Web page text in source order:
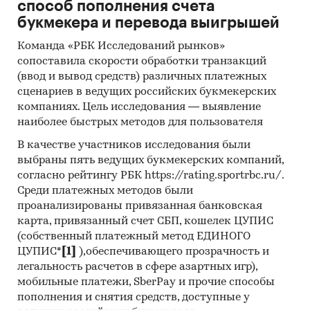
АТАКСА, САНГЕЙТ, КУПИДОН ГОЛД, ФОРС-
САЙТ, ИЗОБРАЗИТЕЛЬНЫЙ ОРТУС, МОНАРХ,
ТАЧИГАРЕН, AGRIA, ТЕППЕКИ, РИДОМИЛ ГОЛД,
LODI, АМПИР ЭКСТРА
В разделе `Импорт` рассмотрены зарубежные
поставщики:
BAYER CROPSCIENCE SCHWEIZ AG, BASF SE,
SYNGENTA CROP PROTECTION AG, BCS CH
STORAGE LOCATION MARLE, AGROSCHUTZ
GMBH, BASF AGRO B.V., UPL LTD, GLOBACHEM
N.V., SICHUAN LESHAN FUHUA TONGDA AGRO-
CHEMICAL TECHNOLOGY CO., LTD, АО `КРКА
ФАРМАЦЕВТИЧЕСКИЙ ЗАВОД `НОВО МЕСТО`,
CHINA JIANGSU INTERNATIONAL ECONOMIC
AND TECHNICAL COOPERATION GROUP, LTD,
SHANDONG BINNONG TECHNOLOGY CO., LTD,
SHANDONG WEIFANG RAINBOW CHEMICAL CO.,
способ пополнения счета
букмекера и перевода выигрышей
Команда «РБК Исследований рынков»
сопоставила скорости обработки транзакций
(ввод и вывод средств) различных платежных
сценариев в ведущих российских букмекерских
компаниях. Цель исследования — выявление
наиболее быстрых методов для пользователя
В качестве участников исследования были
выбраны пять ведущих букмекерских компаний,
согласно рейтингу РБК https://rating.sportrbc.ru/.
Среди платежных методов были
проанализированы привязанная банковская
карта, привязанный счет СБП, кошелек ЦУПИС
(собственный платежный метод ЕДИНОГО
ЦУПИС* [1]
),обеспечивающего прозрачность и
легальность расчетов в сфере азартных игр),
мобильные платежи, SberPay и прочие способы
пополнения и снятия средств, доступные у